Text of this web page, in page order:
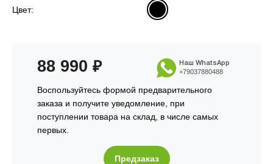
Цвет:
88 990 ₽
Воспользуйтесь формой предварительного
заказа и получите уведомление, при
поступлении товара на склад, в числе самых
первых.
Наш WhatsApp
+79037880488
Предзаказ